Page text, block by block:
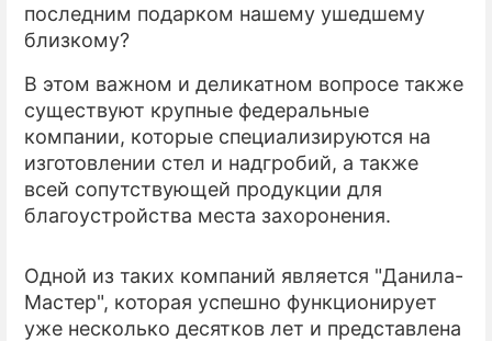
последним подарком нашему ушедшему
близкому?
В этом важном и деликатном вопросе также
существуют крупные федеральные
компании, которые специализируются на
изготовлении стел и надгробий, а также
всей сопутствующей продукции для
благоустройства места захоронения.
Одной из таких компаний является "Данила-
Мастер", которая успешно функционирует
уже несколько десятков лет и представлена